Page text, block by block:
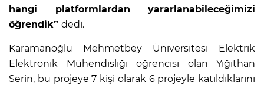
hangi platformlardan yararlanabileceğimizi
öğrendik” dedi.
Karamanoğlu Mehmetbey Üniversitesi Elektrik
Elektronik Mühendisliği öğrencisi olan Yiğithan
Serin, bu projeye 7 kişi olarak 6 projeyle katıldıklarını